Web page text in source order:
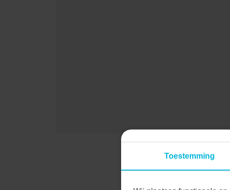
Toestemming